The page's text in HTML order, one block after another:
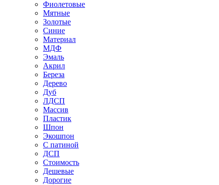
Фиолетовые
Мятные
Золотые
Синие
Материал
МДФ
Эмаль
Акрил
Береза
Дерево
Дуб
ЛДСП
Массив
Пластик
Шпон
Экошпон
С патиной
ДСП
Стоимость
Дешевые
Дорогие